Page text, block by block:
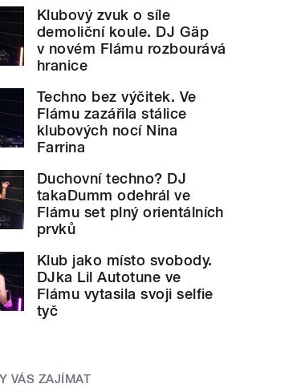
Klubový zvuk o síle
demoliční koule. DJ Gäp
v novém Flámu rozbourává
hranice
Techno bez výčitek. Ve
Flámu zazářila stálice
klubových nocí Nina
Farrina
Duchovní techno? DJ
takaDumm odehrál ve
Flámu set plný orientálních
prvků
Klub jako místo svobody.
DJka Lil Autotune ve
Flámu vytasila svoji selfie
tyč
VÁS ZAJÍMAT